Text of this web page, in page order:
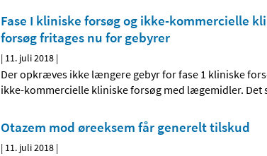
Fase I kliniske forsøg og ikke-kommercielle
forsøg fritages nu for gebyrer
| 11. juli 2018 |
Der opkræves ikke længere gebyr for fase 1 kliniske
ikke-kommercielle kliniske forsøg med lægemidler. Det
Otazem mod øreeksem får generelt tilskud
| 11. juli 2018 |